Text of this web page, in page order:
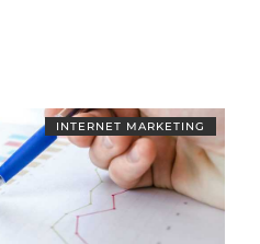
INTERNET MARKETING